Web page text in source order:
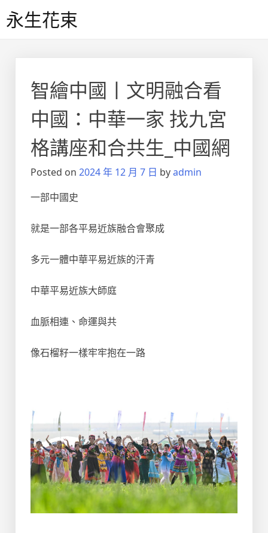
to永生花束
智繪中國丨文明融合看
中國：中華一家 找九宮
格講座和合共生_中國網
Posted on 2024 年 12 月 7 日 byadmin
一部中國史
就是一部各平易近族融合會聚成
多元一體中華平易近族的汗青
中華平易近族大師庭
血脈相連、命運與共
像石榴籽一樣牢牢抱在一路